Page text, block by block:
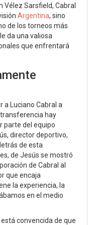
Vélez Sarsfield, Cabral
Argentina, sino
de los torneos más
da una valiosa
que enfrentará
a Luciano Cabral a
hay
parte del equipo
director deportivo,
de esta
de Jesús se mostró
de Cabral al
que encaja
la experiencia, la
en el medio
convencida de que